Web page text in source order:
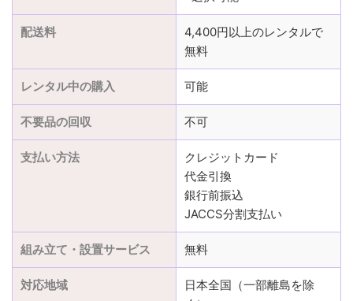
配送料
4,400円以上のレンタルで
無料
レンタル中の購入 可能
不要品の回収 不可
支払い方法
クレジットカード
代金引換
銀行前振込
JACCS分割支払い
組み立て・設置サービス 無料
対応地域
日本全国（一部離島を除